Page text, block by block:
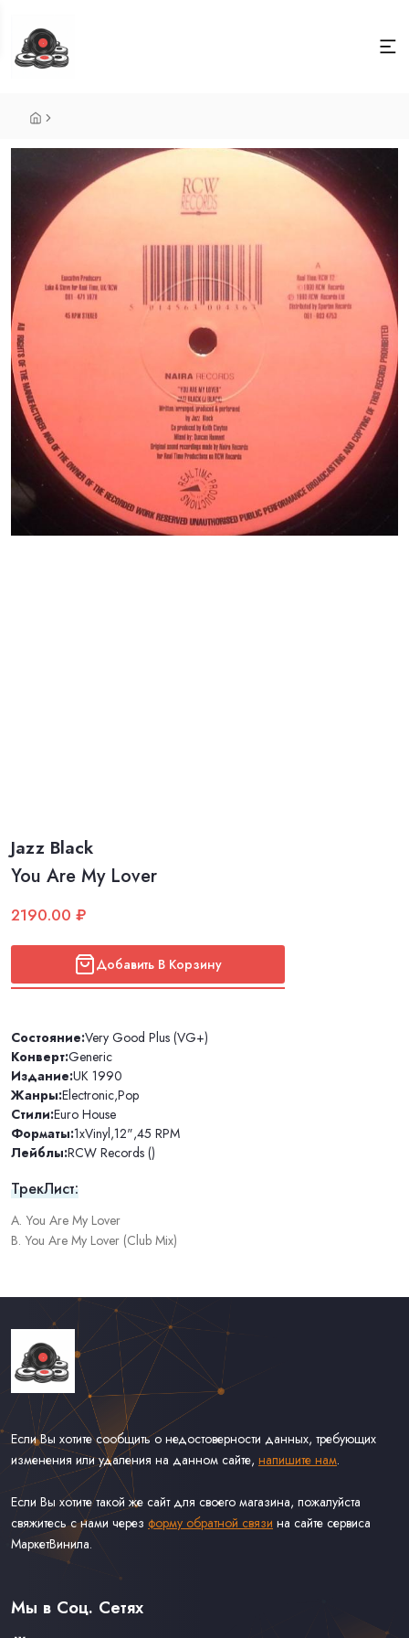
Jazz Black
You Are My Lover
2190.00 ₽
Добавить В Корзину
Состояние:Very Good Plus (VG+)
Конверт:Generic
Издание:UK 1990
Жанры:Electronic,Pop
Стили:Euro House
Форматы:1xVinyl,12",45 RPM
Лейблы:RCW Records ()
ТрекЛист:
A. You Are My Lover
B. You Are My Lover (Club Mix)
Если Вы хотите сообщить о недостоверности данных, требующих
изменения или удаления на данном сайте, напишите нам.
Если Вы хотите такой же сайт для своего магазина, пожалуйста
свяжитесь с нами через форму обратной связи на сайте сервиса
МаркетВинила.
Каталог Винила, CD и Кассет
Доставка и Оплата
Мы в Соц. Сетях